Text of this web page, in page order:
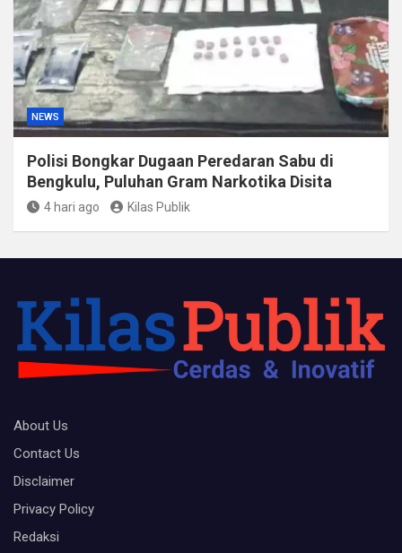
NEWS
Polisi Bongkar Dugaan Peredaran Sabu di
Bengkulu, Puluhan Gram Narkotika Disita
4 hari ago Kilas Publik
About Us
Contact Us
Disclaimer
Privacy Policy
Redaksi